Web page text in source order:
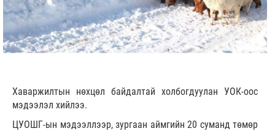
Хаваржилтын нөхцөл байдалтай холбогдуулан УОК-оос
мэдээлэл хийлээ.
ЦУОШГ-ын мэдээллээр, зургаан аймгийн 20 суманд төмөр